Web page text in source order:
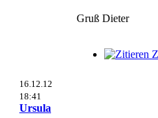
Gruß Dieter
16.12.12
18:41
Ursula